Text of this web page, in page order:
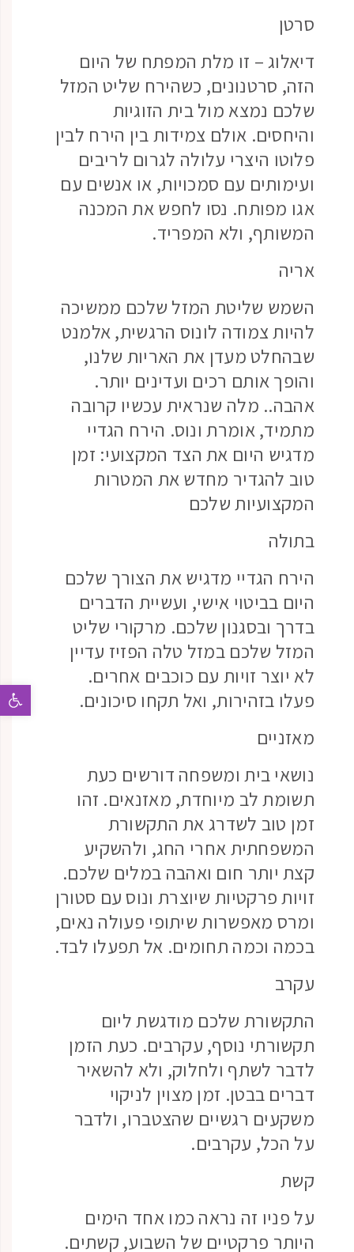
סרטן
דיאלוג – זו מלת המפתח של היום
הזה, סרטנונים, כשהירח שליט המזל
שלכם נמצא מול בית הזוגיות
והיחסים. אולם צמידות בין הירח לבין
פלוטו היצרי עלולה לגרום לריבים
ועימותים עם סמכויות, או אנשים עם
אגו מפותח. נסו לחפש את המכנה
המשותף, ולא המפריד.
אריה
השמש שליטת המזל שלכם ממשיכה
להיות צמודה לונוס הרגשית, אלמנט
שבהחלט מעדן את האריות שלנו,
והופך אותם רכים ועדינים יותר.
אהבה.. מלה שנראית עכשיו קרובה
מתמיד, אומרת ונוס. הירח הגדיי
מדגיש היום את הצד המקצועי: זמן
טוב להגדיר מחדש את המטרות
המקצועיות שלכם
בתולה
הירח הגדיי מדגיש את הצורך שלכם
היום בביטוי אישי, ועשיית הדברים
בדרך ובסגנון שלכם. מרקורי שליט
המזל שלכם במזל טלה הפזיז עדיין
לא יוצר זויות עם כוכבים אחרים.
פעלו בזהירות, ואל תקחו סיכונים.
מאזניים
נושאי בית ומשפחה דורשים כעת
תשומת לב מיוחדת, מאזנאים. זהו
זמן טוב לשדרג את התקשורת
המשפחתית אחרי החג, ולהשקיע
קצת יותר חום ואהבה במלים שלכם.
זויות פרקטיות שיוצרת ונוס עם סטורן
ומרס מאפשרות שיתופי פעולה נאים,
בכמה וכמה תחומים. אל תפעלו לבד.
עקרב
התקשורת שלכם מודגשת ליום
תקשורתי נוסף, עקרבים. כעת הזמן
לדבר לשתף ולחלוק, ולא להשאיר
דברים בבטן. זמן מצוין לניקוי
משקעים רגשיים שהצטברו, ולדבר
על הכל, עקרבים.
קשת
על פניו זה נראה כמו אחד הימים
היותר פרקטיים של השבוע, קשתים.